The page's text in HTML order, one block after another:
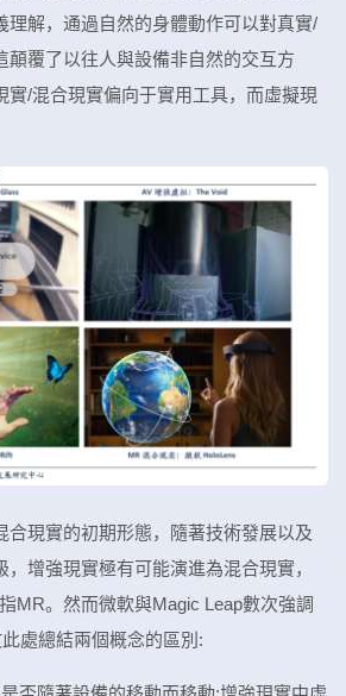
理解，通過自然的身體動作可以對真實/
顛覆了以往人與設備非自然的交互方
實/混合現實偏向于實用工具，而虛擬現
合現實的初期形態，隨著技術發展以及
，增強現實極有可能演進為混合現實，
MR。然而微軟與Magic Leap數次強調
處總結兩個概念的區別: